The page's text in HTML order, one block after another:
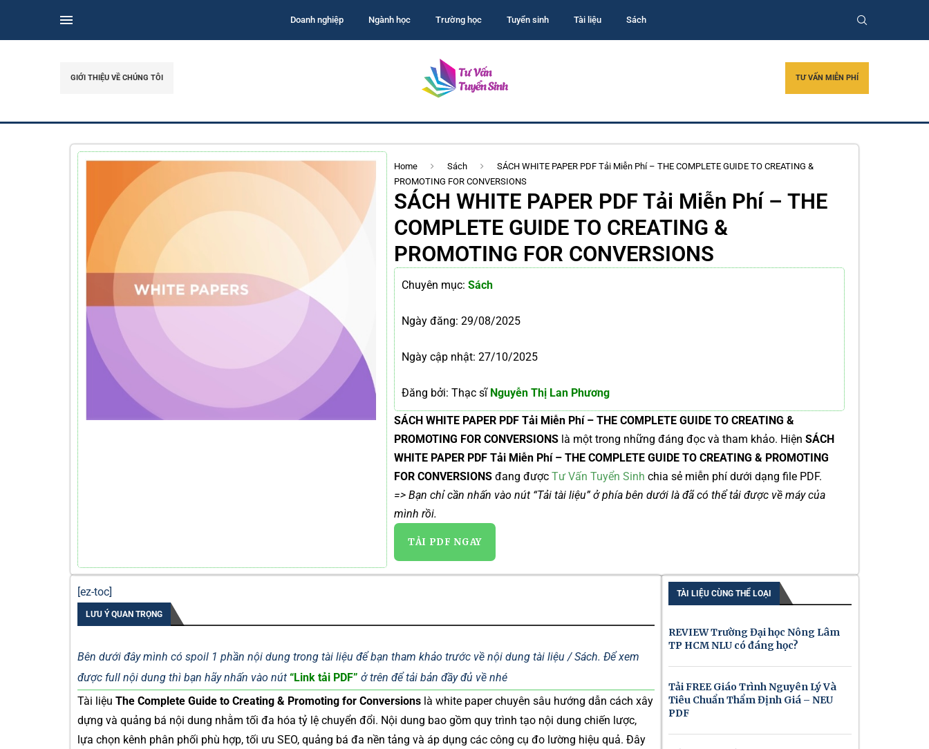
Doanh nghiệp Ngành học Trường học Tuyển sinh Tài liệu Sách
GIỚI THIỆU VỀ CHÚNG TÔI TƯ VẤN MIỄN PHÍ
Home Sách
SÁCH WHITE PAPER PDF Tải Miễn Phí – THE COMPLETE GUIDE TO CREATING &
PROMOTING FOR CONVERSIONS
SÁCH WHITE PAPER PDF Tải Miễn Phí – THE
COMPLETE GUIDE TO CREATING &
PROMOTING FOR CONVERSIONS
Chuyên mục: Sách
Ngày đăng: 29/08/2025
Ngày cập nhật: 27/10/2025
Đăng bởi: Thạc sĩNguyễn Thị Lan Phương
SÁCH WHITE PAPER PDF Tải Miễn Phí – THE COMPLETE GUIDE TO CREATING &
PROMOTING FOR CONVERSIONS là một trong những đáng đọc và tham khảo. Hiện SÁCH
WHITE PAPER PDF Tải Miễn Phí – THE COMPLETE GUIDE TO CREATING & PROMOTING
FOR CONVERSIONS đang được Tư Vấn Tuyển Sinh chia sẻ miễn phí dưới dạng file PDF.
=> Bạn chỉ cần nhấn vào nút “Tải tài liệu” ở phía bên dưới là đã có thể tải được về máy của
mình rồi.
TẢI PDF NGAY
[ez-toc]
LƯU Ý QUAN TRỌNG
Bên dưới đây mình có spoil 1 phần nội dung trong tài liệu để bạn tham khảo trước về nội dung tài liệu / Sách. Để xem
được full nội dung thì bạn hãy nhấn vào nút “Link tải PDF” ở trên để tải bản đầy đủ về nhé
Tài liệu The Complete Guide to Creating & Promoting for Conversions là white paper chuyên sâu hướng dẫn cách xây
dựng và quảng bá nội dung nhằm tối đa hóa tỷ lệ chuyển đổi. Nội dung bao gồm quy trình tạo nội dung chiến lược,
lựa chọn kênh phân phối phù hợp, tối ưu SEO, quảng bá đa nền tảng và áp dụng các công cụ đo lường hiệu quả. Đây
TÀI LIỆU CÙNG THỂ LOẠI
REVIEW Trường Đại học Nông Lâm
TP HCM NLU có đáng học?
Tải FREE Giáo Trình Nguyên Lý Và
Tiêu Chuẩn Thẩm Định Giá – NEU
PDF